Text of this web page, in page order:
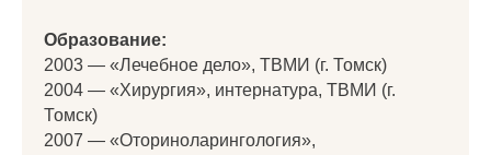
Образование:
2003 — «Лечебное дело», ТВМИ (г. Томск)
2004 — «Хирургия», интернатура, ТВМИ (г.
Томск)
2007 — «Оториноларингология»,